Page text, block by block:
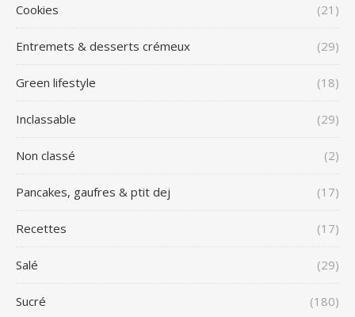
Cookies (21)
Entremets & desserts crémeux (29)
Green lifestyle (18)
Inclassable (29)
Non classé (2)
Pancakes, gaufres & ptit dej (17)
Recettes (17)
Salé (29)
Sucré (180)